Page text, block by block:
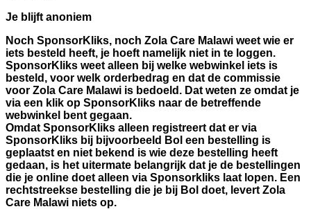
Je blijft anoniem
Noch SponsorKliks, noch Zola Care Malawi weet wie er
iets besteld heeft, je hoeft namelijk niet in te loggen.
SponsorKliks weet alleen bij welke webwinkel iets is
besteld, voor welk orderbedrag en dat de commissie
voor Zola Care Malawi is bedoeld. Dat weten ze omdat je
via een klik op SponsorKliks naar de betreffende
webwinkel bent gegaan.
Omdat SponsorKliks alleen registreert dat er via
SponsorKliks bij bijvoorbeeld Bol een bestelling is
geplaatst en niet bekend is wie deze bestelling heeft
gedaan, is het uitermate belangrijk dat je de bestellingen
die je online doet alleen via Sponsorkliks laat lopen. Een
rechtstreekse bestelling die je bij Bol doet, levert Zola
Care Malawi niets op.